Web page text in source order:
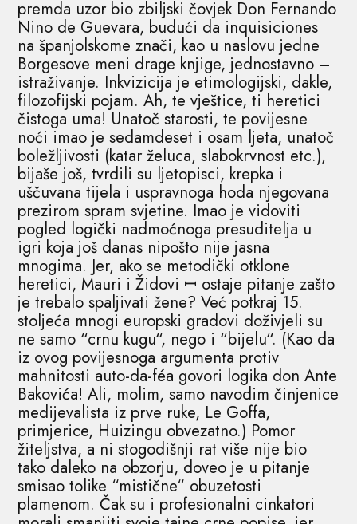
premda uzor bio zbiljski čovjek Don Fernando
Nino de Guevara, budući da inquisiciones
na španjolskome znači, kao u naslovu jedne
Borgesove meni drage knjige, jednostavno –
istraživanje. Inkvizicija je etimologijski, dakle,
filozofijski pojam. Ah, te vještice, ti heretici
čistoga uma! Unatoč starosti, te povijesne
noći imao je sedamdeset i osam ljeta, unatoč
boležljivosti (katar želuca, slabokrvnost etc.),
bijaše još, tvrdili su ljetopisci, krepka i
uščuvana tijela i uspravnoga hoda njegovana
prezirom spram svjetine. Imao je vidoviti
pogled logički nadmoćnoga presuditelja u
igri koja još danas nipošto nije jasna
mnogima. Jer, ako se metodički otklone
heretici, Mauri i Židovi ꟷ ostaje pitanje zašto
je trebalo spaljivati žene? Već potkraj 15.
stoljeća mnogi europski gradovi doživjeli su
ne samo “crnu kugu“, nego i “bijelu“. (Kao da
iz ovog povijesnoga argumenta protiv
mahnitosti auto-da-féa govori logika don Ante
Bakovića! Ali, molim, samo navodim činjenice
medijevalista iz prve ruke, Le Goffa,
primjerice, Huizingu obvezatno.) Pomor
žiteljstva, a ni stogodišnji rat više nije bio
tako daleko na obzorju, doveo je u pitanje
smisao tolike “mistične“ obuzetosti
plamenom. Čak su i profesionalni cinkatori